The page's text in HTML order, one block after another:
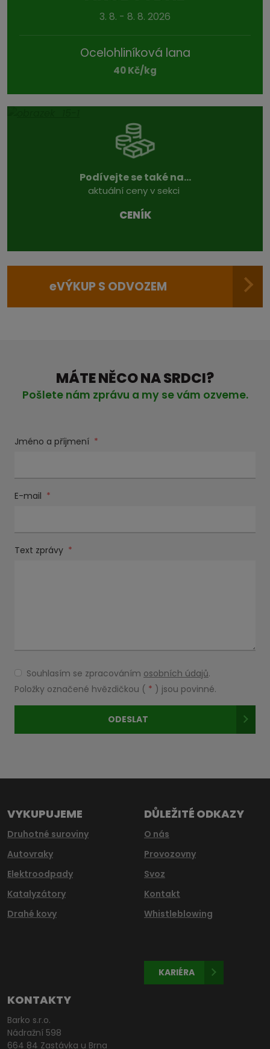
3. 8. - 8. 8. 2026
Ocelohliníková lana
40 Kč/kg
Podívejte se také na...
aktuální ceny v sekci
CENÍK
eVÝKUP S ODVOZEM
MÁTE NĚCO NA SRDCI?
Pošlete nám zprávu a my se vám ozveme.
Jméno a příjmení *
E-mail *
Text zprávy *
Souhlasím
se
zpracováním
osobních
Souhlasím se zpracováním osobních údajů.
Položky označené hvězdičkou ( * ) jsou povinné.
ODESLAT
nepodařilo
VYKUPUJEME
Druhotné suroviny
Autovraky
Elektroodpady
Katalyzátory
Drahé kovy
DŮLEŽITÉ ODKAZY
O nás
Provozovny
Svoz
Kontakt
Whistleblowing
KARIÉRA
KONTAKTY
Barko s.r.o.
Nádražní 598
664 84 Zastávka u Brna